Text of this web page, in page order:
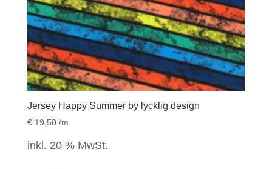
Jersey Happy Summer by lycklig design
€19,50/m
inkl. 20 % MwSt.